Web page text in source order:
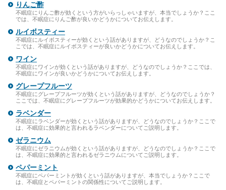
りんご酢
不眠症にりんご酢が効くという方がいらっしゃいますが、本当でしょうか？ここ
では、不眠症にりんご酢が良いかどうかについてお伝えします。
ルイボスティー
不眠症にルイボスティーが効くという話がありますが、どうなのでしょうか？こ
こでは、不眠症にルイボスティーが良いかどうかについてお伝えします。
ワイン
不眠症にワインが効くという話がありますが、どうなのでしょうか？ここでは、
不眠症にワインが良いかどうかについてお伝えします。
グレープフルーツ
不眠症にグレープフルーツが効くという話がありますが、どうなのでしょうか？
ここでは、不眠症にグレープフルーツが効果的かどうかについてお伝えします。
ラベンダー
不眠症にラベンダーが効くという話がありますが、どうなのでしょうか？ここで
は、不眠症に効果的と言われるラベンダーについてご説明します。
ゼラニウム
不眠症にゼラニウムが効くという話がありますが、どうなのでしょうか？ここで
は、不眠症に効果的と言われるゼラニウムについてご説明します。
ペパーミント
不眠症にペパーミントが効くという話がありますが、本当でしょうか？ここで
は、不眠症とペパーミントの関係性についてご説明します。